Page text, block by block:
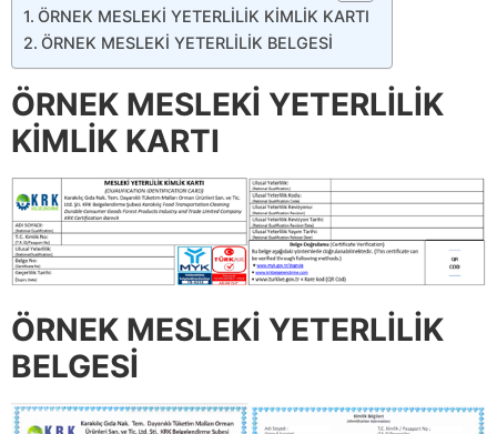
ÖRNEK MESLEKİ YETERLİLİK KİMLİK KARTI
ÖRNEK MESLEKİ YETERLİLİK BELGESİ
ÖRNEK MESLEKİ YETERLİLİK
KİMLİK KARTI
ÖRNEK MESLEKİ YETERLİLİK
BELGESİ